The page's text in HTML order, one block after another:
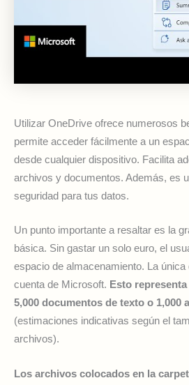
Utilizar OneDrive ofrece numerosos
permite acceder fácilmente a un
desde cualquier dispositivo. Facilita
archivos y documentos. Además, es
seguridad para tus datos.
Un punto importante a resaltar es la
básica. Sin gastar un solo euro, el
espacio de almacenamiento. La
cuenta de Microsoft. Esto
5,000 documentos de texto o 1,000
(estimaciones indicativas según el
archivos).
Los archivos colocados en la